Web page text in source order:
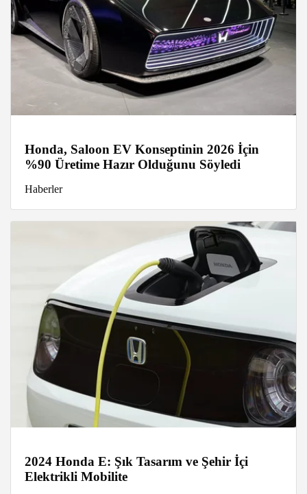
Honda, Saloon EV Konseptinin 2026 İçin
%90 Üretime Hazır Olduğunu Söyledi
Haberler
2024 Honda E: Şık Tasarım ve Şehir İçi
Elektrikli Mobilite